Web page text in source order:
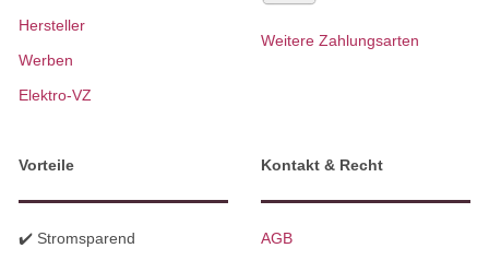
Hersteller
Werben
Elektro-VZ
Weitere Zahlungsarten
Vorteile
✔️ Stromsparend
Kontakt & Recht
AGB